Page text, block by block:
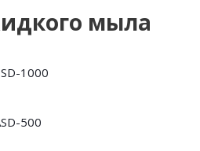
мыла
1000
500